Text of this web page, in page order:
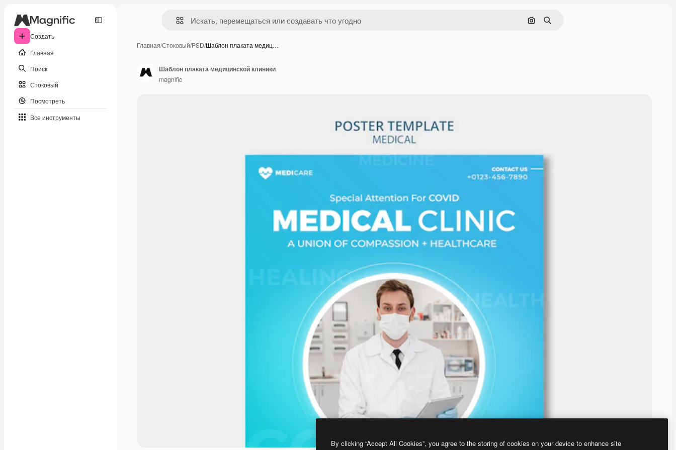
Создать
Главная
Поиск
Стоковый
Посмотреть
Все инструменты
Поиск по изображению
Поиск
Главная/Стоковый/PSD/Шаблон плаката медиц…
Шаблон плаката медицинской клиники
magnific
By clicking “Accept All Cookies”, you agree to the storing of cookies on your device to enhance site